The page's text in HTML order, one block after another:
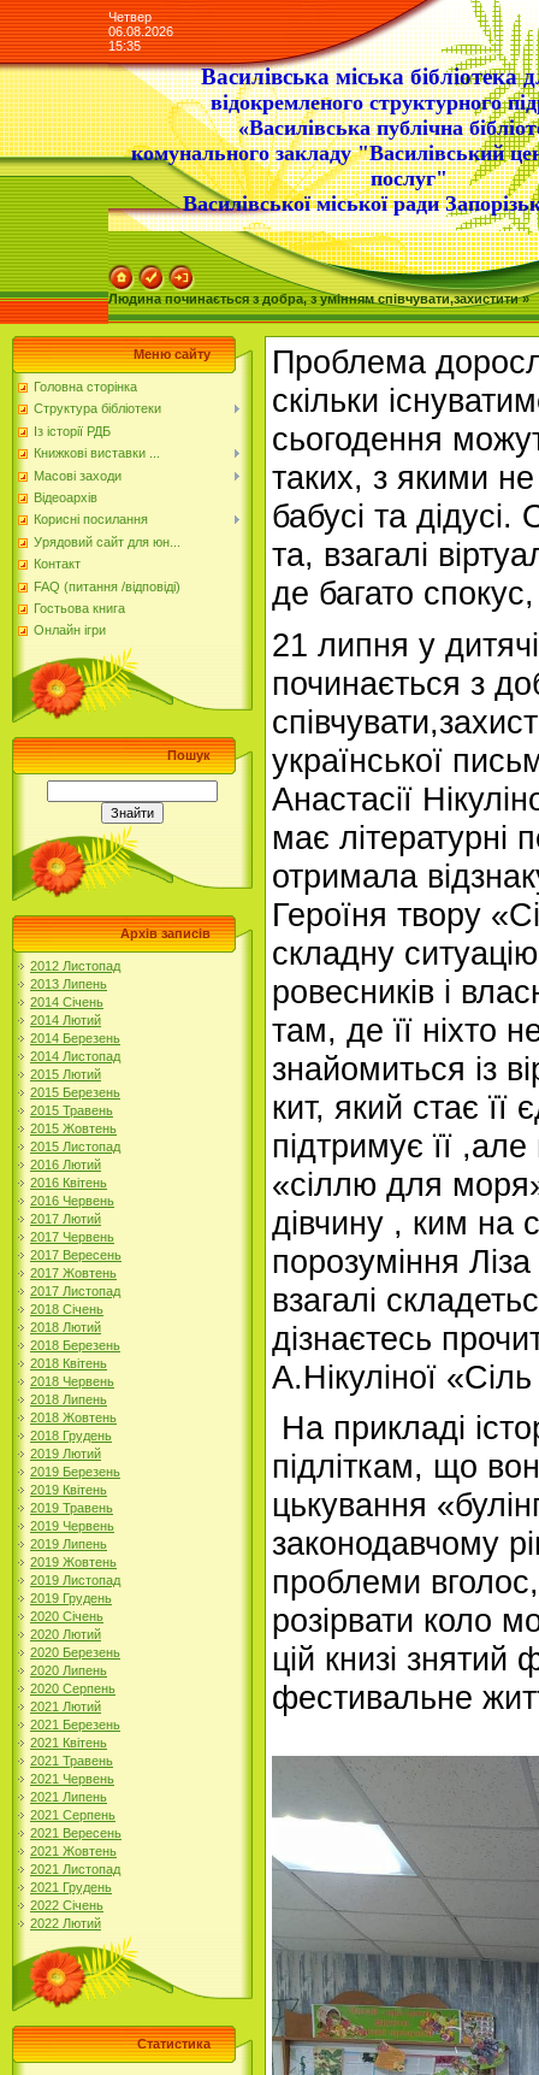
Четвер
06.08.2026
15:35
Василівська міська бібліотека
відокремленого структурного
«Василівська публічна
комунального закладу "Василівський
послуг"
Василівської міської ради
Людина починається з добра, з умінням співчувати,захистити »
Меню сайту
Головна сторінка
Структура бібліотеки
Із історії РДБ
Книжкові виставки ...
Масові заходи
Відеоархів
Корисні посилання
Урядовий сайт для юн...
Контакт
FAQ (питання /відповіді)
Гостьова книга
Онлайн ігри
Пошук
Архів записів
2012 Листопад
2013 Липень
2014 Січень
2014 Лютий
2014 Березень
2014 Листопад
2015 Лютий
2015 Березень
2015 Травень
2015 Жовтень
2015 Листопад
2016 Лютий
2016 Квітень
2016 Червень
2017 Лютий
2017 Червень
2017 Вересень
2017 Жовтень
2017 Листопад
2018 Січень
2018 Лютий
2018 Березень
2018 Квітень
2018 Червень
2018 Липень
2018 Жовтень
2018 Грудень
2019 Лютий
2019 Березень
2019 Квітень
2019 Травень
2019 Червень
2019 Липень
2019 Жовтень
2019 Листопад
2019 Грудень
2020 Січень
2020 Лютий
2020 Березень
2020 Липень
2020 Серпень
2021 Лютий
2021 Березень
2021 Квітень
2021 Травень
2021 Червень
2021 Липень
2021 Серпень
2021 Вересень
2021 Жовтень
2021 Листопад
2021 Грудень
2022 Січень
2022 Лютий
Статистика
Проблема
скільки
сьогодення
таких, з якими
бабусі та
та, взагалі
де багато
21 липня у
починається з
української
Анастасії
має літературні
отримала
Героїня твору
складну
ровесників і
там, де її ніхто
знайомиться із
кит, який стає її
підтримує її
«сіллю для
дівчину , ким на
порозуміння
взагалі
дізнаєтесь
А.Нікуліної
На прикладі
підліткам, що
цькування
законодавчому
проблеми
розірвати коло
цій книзі
фестивальне